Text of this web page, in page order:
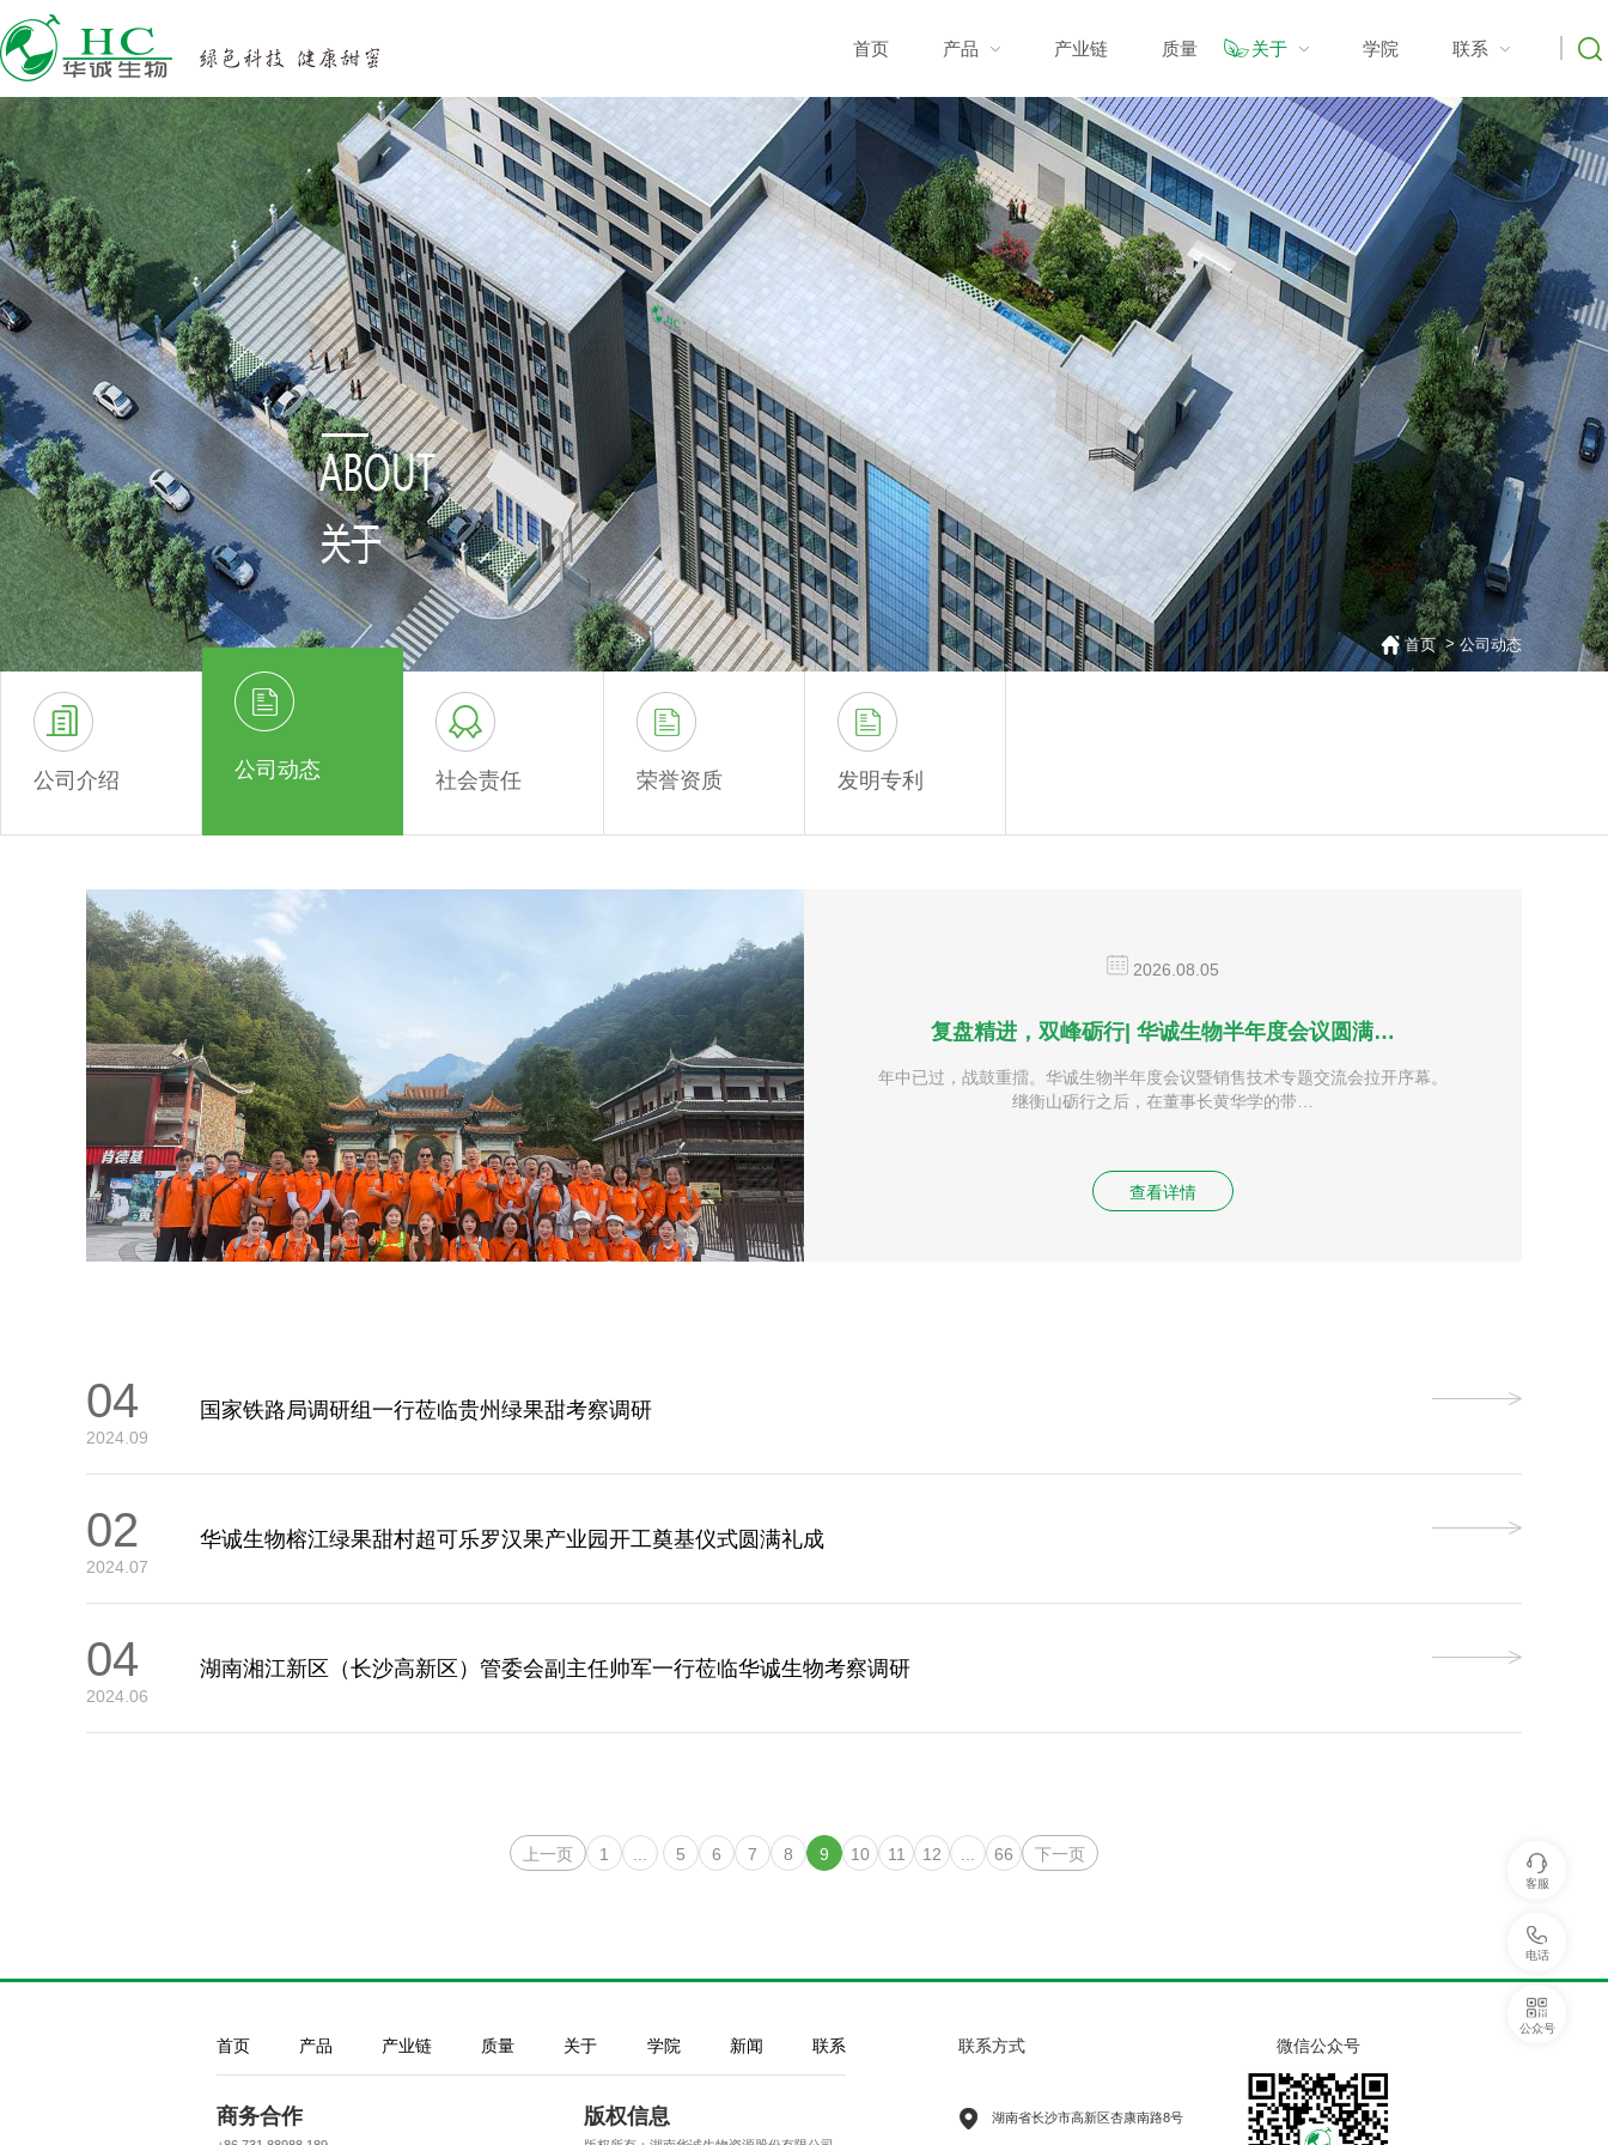
首页 产品 产业链 质量 关于 学院 联系
首页 > 公司动态
公司介绍 公司动态 社会责任 荣誉资质 发明专利
2026.08.05
复盘精进，双峰砺行| 华诚生物半年度会议圆满…
年中已过，战鼓重擂。华诚生物半年度会议暨销售技术专题交流会拉开序幕。
继衡山砺行之后，在董事长黄华学的带…
查看详情
04
2024.09
国家铁路局调研组一行莅临贵州绿果甜考察调研
02
2024.07
华诚生物榕江绿果甜村超可乐罗汉果产业园开工奠基仪式圆满礼成
04
2024.06
湖南湘江新区（长沙高新区）管委会副主任帅军一行莅临华诚生物考察调研
上一页 1 5 6 7 8 9 10 11 12 66 下一页
首页 产品 产业链 质量 关于 学院 新闻 联系
商务合作 版权信息
联系方式
湖南省长沙市高新区杏康南路8号
微信公众号
客服
电话
公众号